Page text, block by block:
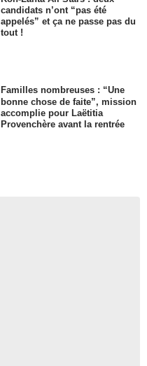
candidats n’ont “pas été
appelés” et ça ne passe pas du
tout !
Familles nombreuses : “Une
bonne chose de faite”, mission
accomplie pour Laëtitia
Provenchère avant la rentrée